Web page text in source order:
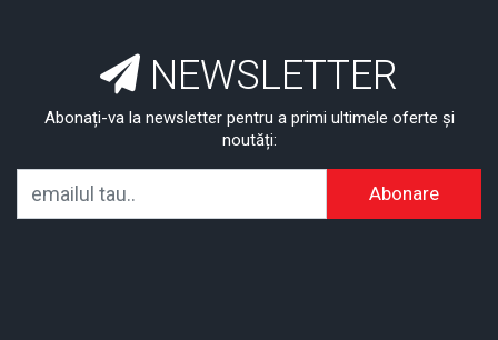
NEWSLETTER
Abonați-va la newsletter pentru a primi ultimele oferte și
noutăți:
Abonare